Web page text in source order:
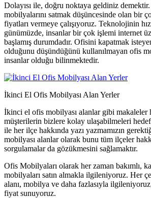
Dolayısı ile, doğru noktaya geldiniz
mobilyalarını satmak düşüncesinde olan bir
fiyatları vermeye çalışıyoruz. Teknolojinin
günümüzde, insanlar bir çok işlemi internet
başlamış durumdadır. Ofisini kapatmak
olduğunu düşündüğünü kullanılmayan ofis
insanlar olduğu bilinmektedir.
İkinci El Ofis Mobilyası Alan Yerler
İkinci el ofis mobilyası alanlar gibi makaleler
müşterilerin bizlere kolay ulaşabilmeleri
ile her ilçe hakkında yazı yazmamızın
mobilyası alanlar olarak bunu tüm ilçeler
sorgulamalar da gözükmesini sağlamaktır.
Ofis Mobilyaları olarak her zaman bakımlı,
mobilyaları satın almakla ilgileniyoruz. Her
alanı, mobilya ve daha fazlasıyla
fiyat sunuyoruz.